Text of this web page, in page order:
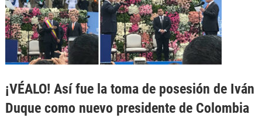
¡VÉALO! Así fue la toma de posesión de Iván
Duque como nuevo presidente de Colombia